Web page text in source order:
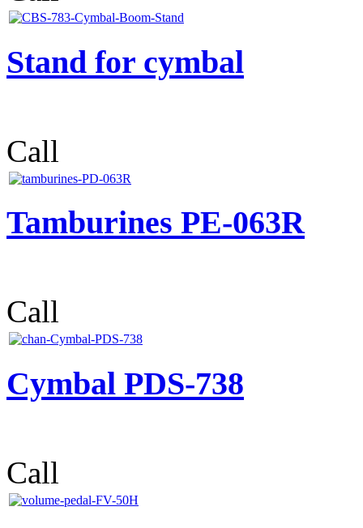
Stand for cymbal
Call
Tamburines PE-063R
Call
Cymbal PDS-738
Call